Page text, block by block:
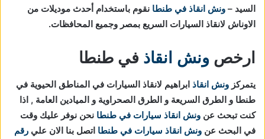
السيد – ونش انقاذ في طنطا نقوم باستخدام أحدث موديلات من
الاوناش لانقاذ السيارات السريع بمصر وجميع المحافظات.
ارخص ونش انقاذ في طنطا
يتمركز ونش انقاذ ابراهيم لانقاذ السيارات في المناطق الحيوية في
طنطا و الطرق السريعة و الطرق الصحراوية و الميادين العامة , اذا
كنت تبحث عن ونش انقاذ سيارات في طنطا نحن نوفر عليك وقت
في البحث عن ونش انقاذ سيارات في طنطا اتصل بنا الان علي رقم